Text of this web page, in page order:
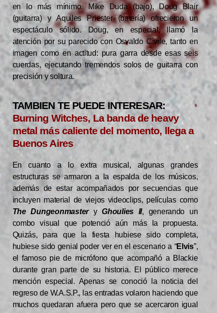
en lo más mínimo. Mike Duda (bajo), Doug Blair
(guitarra) y Aquiles Priester (batería) ofrecieron un
espectáculo sólido. Doug, en especial, llamó la
atención por su parecido con Osvaldo Civile, tanto en
imagen como en actitud: pura garra desde esas seis
cuerdas, ejecutando tremendos solos de guitarra con
precisión y soltura.
TAMBIEN TE PUEDE INTERESAR:
Burning Witches, La banda de heavy
metal más caliente del momento, llega a
Buenos Aires
En cuanto a lo extra musical, algunas grandes
estructuras se armaron a la espalda de los músicos,
además de estar acompañados por secuencias que
incluyen material de viejos videoclips, películas como
The DungeonmasteryGhoulies II, generando un
combo visual que potenció aún más la propuesta.
Quizás, para que la fiesta hubiese sido completa,
hubiese sido genial poder ver en el escenario a “Elvis”,
el famoso pie de micrófono que acompañó a Blackie
durante gran parte de su historia. El público merece
mención especial. Apenas se conoció la noticia del
regreso de W.A.S.P., las entradas volaron haciendo que
muchos quedaran afuera pero que se acercaron igual